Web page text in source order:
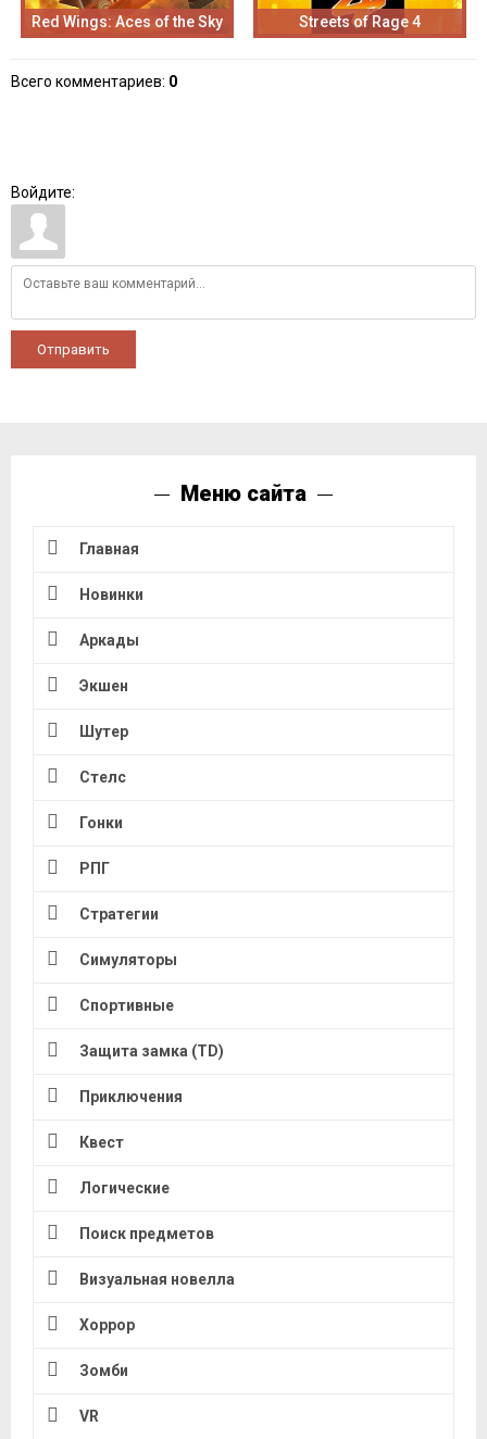
Red Wings: Aces of the Sky Streets of Rage 4
Всего комментариев: 0
Войдите:
Отправить
Меню сайта
Главная
Новинки
Аркады
Экшен
Шутер
Стелс
Гонки
РПГ
Стратегии
Симуляторы
Спортивные
Защита замка (TD)
Приключения
Квест
Логические
Поиск предметов
Визуальная новелла
Хоррор
Зомби
VR